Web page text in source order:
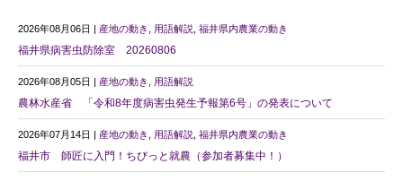
2026年08月06日 | 産地の動き 用語解説 福井県内農業の動き
福井県病害虫防除室 20260806
2026年08月05日 | 産地の動き 用語解説
農林水産省 「令和8年度病害虫発生予報第6号」の発表について
2026年07月14日 | 産地の動き 用語解説 福井県内農業の動き
福井市 師匠に入門！ちびっと就農（参加者募集中！）